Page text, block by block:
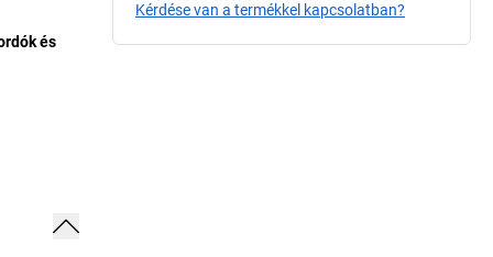
és
Kérdése van a termékkel kapcsolatban?